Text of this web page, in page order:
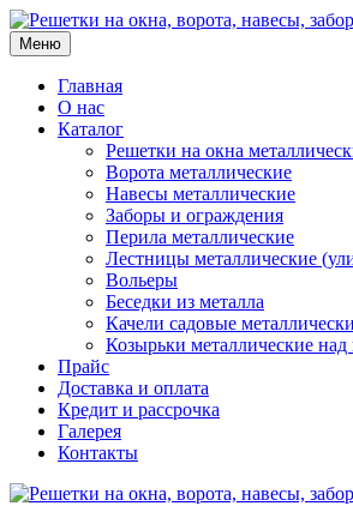
Меню
Главная
О нас
Каталог
Решетки на окна
Ворота металлические
Навесы металлические
Заборы и ограждения
Перила металлические
Лестницы металлические
Вольеры
Беседки из металла
Качели садовые
Козырьки металлические над
Прайс
Доставка и оплата
Кредит и рассрочка
Галерея
Контакты